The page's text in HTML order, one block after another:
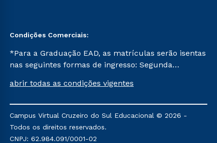
Condições Comerciais:
*Para a Graduação EAD, as matrículas serão isentas
nas seguintes formas de ingresso: Segunda
Já para as demais, a taxa de matrícula será de R$
mencionadas são referentes aos cursos: Ensino
Religioso, Geografia para a Docência e Metodologia
do Ensino de História: Questões Atuais.
abrir todas as condições vigentes
Campus Virtual Cruzeiro do Sul Educacional © 2026 -
Todos os direitos reservados.
CNPJ: 62.984.091/0001-02